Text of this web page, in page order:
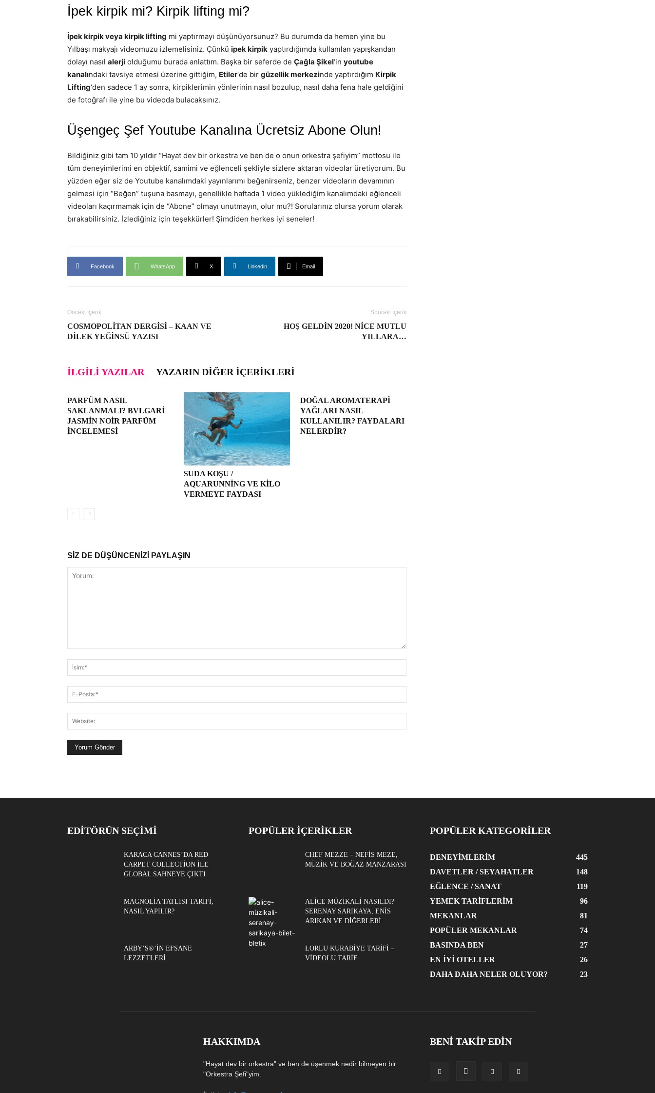
İpek kirpik mi? Kirpik lifting mi?
İpek kirpik veya kirpik lifting mi yaptırmayı düşünüyorsunuz? Bu durumda da hemen yine bu
Yılbaşı makyajı videomuzu izlemelisiniz. Çünkü ipek kirpik yaptırdığımda kullanılan yapışkandan
dolayı nasıl alerji olduğumu burada anlattım. Başka bir seferde de Çağla Şikel‘in youtube
kanalındaki tavsiye etmesi üzerine gittiğim, Etiler‘de bir güzellik merkezinde yaptırdığım Kirpik
Lifting‘den sadece 1 ay sonra, kirpiklerimin yönlerinin nasıl bozulup, nasıl daha fena hale geldiğini
de fotoğrafı ile yine bu videoda bulacaksınız.
Üşengeç Şef Youtube Kanalına Ücretsiz Abone Olun!
Bildiğiniz gibi tam 10 yıldır “Hayat dev bir orkestra ve ben de o onun orkestra şefiyim” mottosu ile
tüm deneyimlerimi en objektif, samimi ve eğlenceli şekliyle sizlere aktaran videolar üretiyorum. Bu
yüzden eğer siz de Youtube kanalımdaki yayınlarımı beğenirseniz, benzer videoların devamının
gelmesi için “Beğen” tuşuna basmayı, genellikle haftada 1 video yüklediğim kanalımdaki eğlenceli
videoları kaçırmamak için de “Abone” olmayı unutmayın, olur mu?! Sorularınız olursa yorum olarak
bırakabilirsiniz. İzlediğiniz için teşekkürler! Şimdiden herkes iyi seneler!
Facebook WhatsApp X Linkedin Email
Önceki İçerik
COSMOPOLITAN DERGISI – KAAN VE
DILEK YEĞINSÜ YAZISI
Sonraki İçerik
HOŞ GELDIN 2020! NICE MUTLU
YILLARA…
İLGILI YAZILAR YAZARIN DIĞER İÇERIKLERI
PARFÜM NASIL
SAKLANMALI? BVLGARI
JASMIN NOIR PARFÜM
İNCELEMESI
SUDA KOŞU /
AQUARUNNING VE KILO
VERMEYE FAYDASI
DOĞAL AROMATERAPI
YAĞLARI NASIL
KULLANILIR? FAYDALARI
NELERDIR?
SİZ DE DÜŞÜNCENİZİ PAYLAŞIN
EDITÖRÜN SEÇIMI
KARACA CANNES’DA RED
CARPET COLLECTION ILE
GLOBAL SAHNEYE ÇIKTI
MAGNOLIA TATLISI TARIFI,
NASIL YAPILIR?
ARBY’S®’IN EFSANE
LEZZETLERI
POPÜLER İÇERİKLER
CHEF MEZZE – NEFIS MEZE,
MÜZIK VE BOĞAZ MANZARASI
ALICE MÜZIKALI NASILDI?
SERENAY SARIKAYA, ENIS
ARIKAN VE DIĞERLERI
LORLU KURABIYE TARIFI –
VIDEOLU TARIF
POPÜLER KATEGORİLER
DENEYIMLERIM
445
DAVETLER / SEYAHATLER
148
EĞLENCE / SANAT
119
YEMEK TARIFLERIM
96
MEKANLAR
81
POPÜLER MEKANLAR
74
BASINDA BEN
27
EN İYI OTELLER
26
DAHA DAHA NELER OLUYOR?
23
HAKKIMDA
"Hayat dev bir orkestra" ve ben de üşenmek nedir bilmeyen bir
"Orkestra Şefi"yim.
BENİ TAKİP EDİN